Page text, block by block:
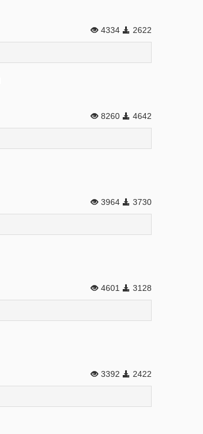
4334 2622
8260 4642
3964 3730
4601 3128
3392 2422